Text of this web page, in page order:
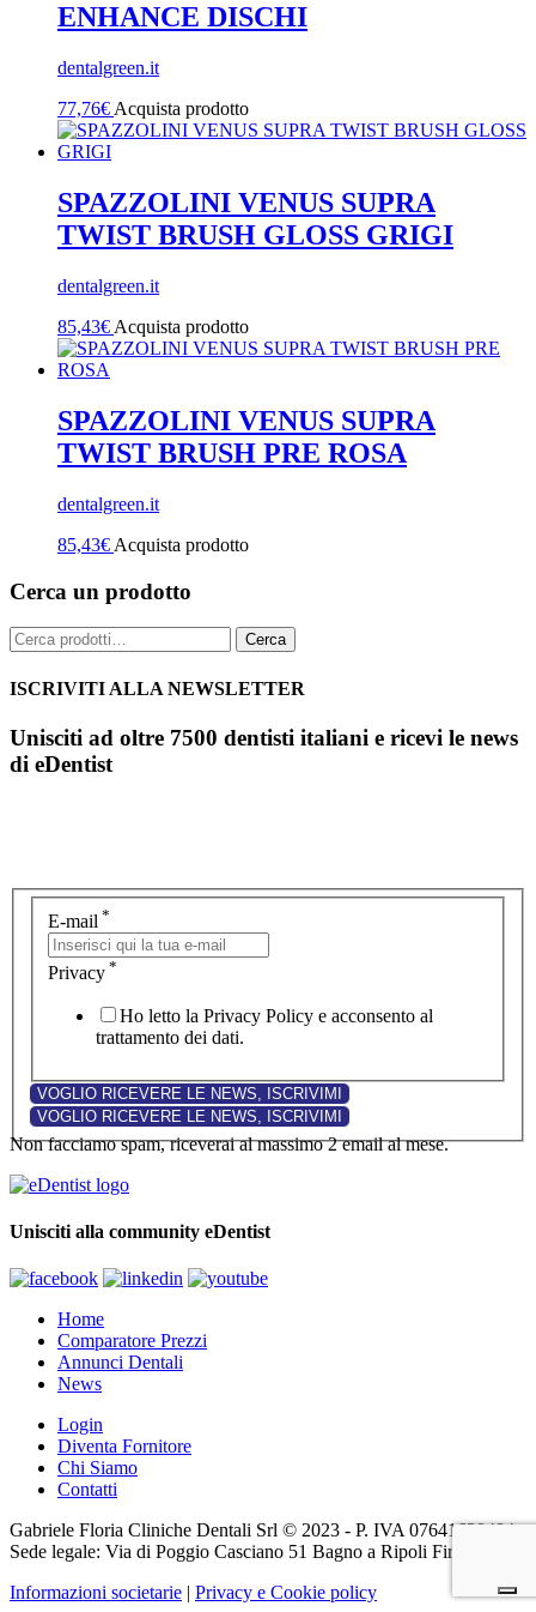
ENHANCE DISCHI
dentalgreen.it
77,76€ Acquista prodotto
SPAZZOLINI VENUS SUPRA
TWIST BRUSH GLOSS GRIGI
dentalgreen.it
85,43€ Acquista prodotto
SPAZZOLINI VENUS SUPRA
TWIST BRUSH PRE ROSA
dentalgreen.it
85,43€ Acquista prodotto
Cerca un prodotto
Cerca: Cerca
ISCRIVITI ALLA NEWSLETTER
Unisciti ad oltre 7500 dentisti italiani e ricevi le news
di eDentist
E-mail *
Privacy *
Ho letto la Privacy Policy e acconsento al
trattamento dei dati.
Non facciamo spam, riceverai al massimo 2 email al mese.
Unisciti alla community eDentist
Home
Comparatore Prezzi
Annunci Dentali
News
Login
Diventa Fornitore
Chi Siamo
Contatti
Gabriele Floria Cliniche Dentali Srl © 2023 - P. IVA 07641630484 -
Sede legale: Via di Poggio Casciano 51 Bagno a Ripoli Firenze (FI)
Informazioni societarie | Privacy e Cookie policy